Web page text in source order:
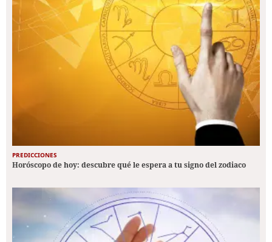
PREDICCIONES
Horóscopo de hoy: descubre qué le espera a tu signo del zodiaco